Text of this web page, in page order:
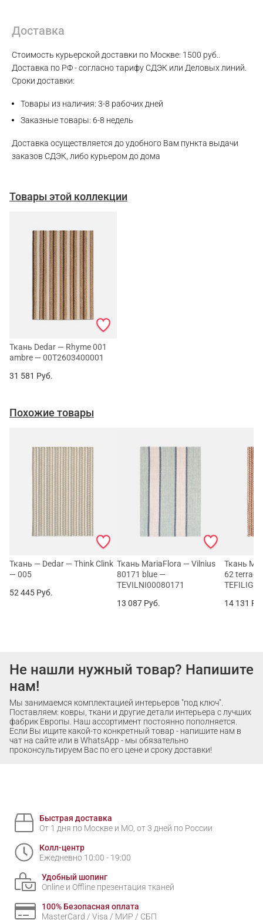
Доставка
Стоимость курьерской доставки по Москве: 1500 руб..
Доставка по РФ - согласно тарифу СДЭК или Деловых линий.
Сроки доставки:
Товары из наличия: 3-8 рабочих дней
Заказные товары: 6-8 недель
Доставка осуществляется до удобного Вам пункта выдачи
заказов СДЭК, либо курьером до дома
Товары этой коллекции
Ткань Dedar — Rhyme 001
ambre — 00T2603400001
31 581 Руб.
Похожие товары
Ткань — Dedar — Think Clink
— 005
52 445 Руб.
Ткань MariaFlora — Vilnius
80171 blue —
TEVILNI00080171
13 087 Руб.
Ткань
62
14 131
Не нашли нужный товар? Напишите
нам!
Мы занимаемся комплектацией интерьеров "под ключ".
Поставляем: ковры, ткани и другие детали интерьера с лучших
фабрик Европы. Наш ассортимент постоянно пополняется.
Если Вы ищите какой-то конкретный товар - напишите нам в
чат на сайте или в WhatsApp - мы обязательно
проконсультируем Вас по его цене и сроку доставки!
Быстрая доставка
От 1 дня по Москве и МО, от 3 дней по России
Колл-центр
Ежедневно 10:00 - 19:00
Удобный шопинг
Online и Offline презентация тканей
100% Безопасная оплата
MasterCard / Visa / МИР / СБП